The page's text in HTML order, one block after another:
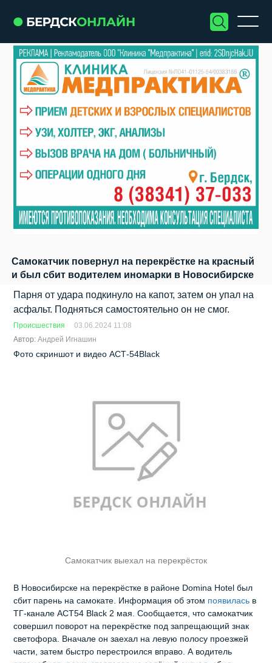
Самокатчик повернул на перекрёстке на красный
и был сбит водителем иномарки в Новосибирске
Парня от удара подкинуло на капот, затем он упал на
асфальт. Подняться самостоятельно он не смог.
Происшествия
03.06.2024 11:08
Автор:Андрей Игнашин
Фото скриншот и видео АСТ-54Black
Самокатчик выехал на перекрёсток
В Новосибирске на перекрёстке в районе Domina Hotel был
сбит парень на самокате. Информация об этом появилась в
ТГ-канале АСТ54 Black 2 мая. Сообщается, что самокатчик
совершил поворот на перекрёстке под запрещающий знак
светофора. Вначале он заехал на левую полосу проезжей
части, затем быстро перестроился вправо. А водитель